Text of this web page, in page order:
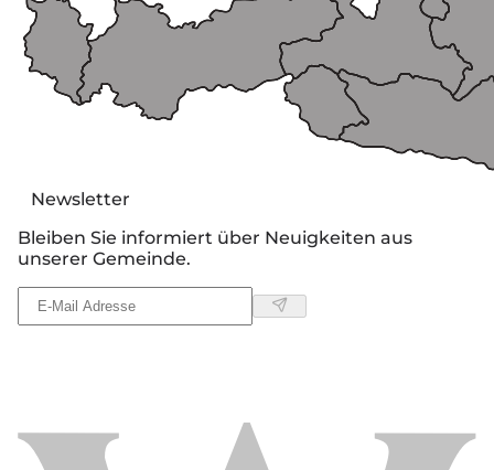
Newsletter
Bleiben Sie informiert über Neuigkeiten aus
unserer Gemeinde.